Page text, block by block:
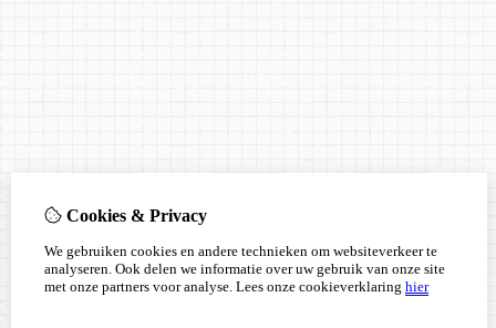
Cookies & Privacy
We gebruiken cookies en andere technieken om websiteverkeer te
analyseren. Ook delen we informatie over uw gebruik van onze site
met onze partners voor analyse. Lees onze cookieverklaring hier